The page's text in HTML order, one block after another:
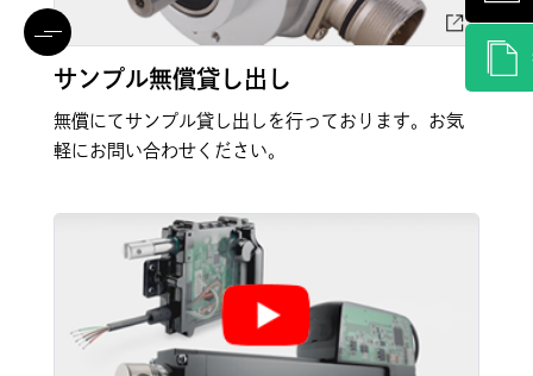
サンプル無償貸し出し
無償にてサンプル貸し出しを行っております。お気
軽にお問い合わせください。